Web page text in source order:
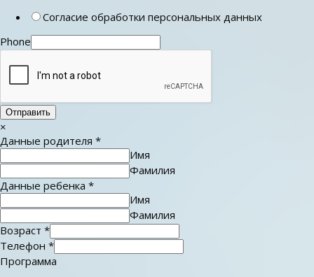
Согласие обработки персональных данных
Phone
Отправить
×
Данные родителя *
Имя
Фамилия
Данные ребенка *
Имя
Фамилия
Возраст *
Телефон *
Программа